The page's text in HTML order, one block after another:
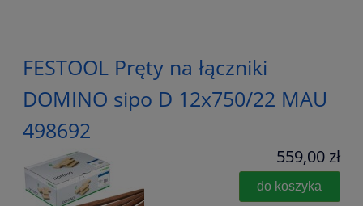
FESTOOL Pręty na łączniki
DOMINO sipo D 12x750/22 MAU
498692
559,00 zł
do koszyka